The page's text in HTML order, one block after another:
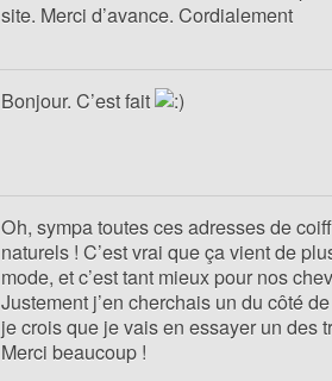
site. Merci d’avance. Cordialement
Bonjour. C’est fait
Oh, sympa toutes ces adresses de
naturels ! C’est vrai que ça vient de
mode, et c’est tant mieux pour nos
Justement j’en cherchais un du côté
je crois que je vais en essayer un des
Merci beaucoup !